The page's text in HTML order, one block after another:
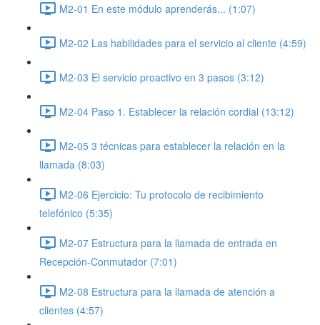
M2-01 En este módulo aprenderás... (1:07)
M2-02 Las habilidades para el servicio al cliente (4:59)
M2-03 El servicio proactivo en 3 pasos (3:12)
M2-04 Paso 1. Establecer la relación cordial (13:12)
M2-05 3 técnicas para establecer la relación en la
llamada (8:03)
M2-06 Ejercicio: Tu protocolo de recibimiento
telefónico (5:35)
M2-07 Estructura para la llamada de entrada en
Recepción-Conmutador (7:01)
M2-08 Estructura para la llamada de atención a
clientes (4:57)